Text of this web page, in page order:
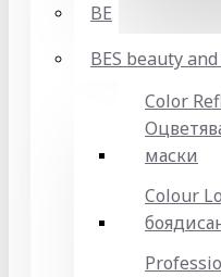
BE
BES beauty
Color
маски
Colour